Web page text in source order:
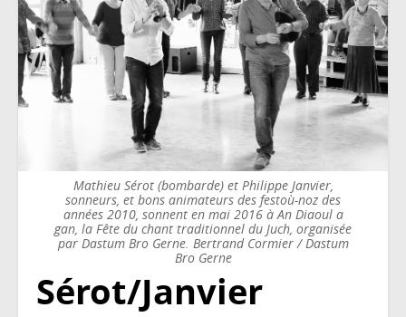
Mathieu Sérot (bombarde) et Philippe Janvier,
sonneurs, et bons animateurs des festoù-noz des
années 2010, sonnent en mai 2016 à An Diaoul a
gan, la Fête du chant traditionnel du Juch, organisée
par Dastum Bro Gerne. Bertrand Cormier / Dastum
Bro Gerne
Sérot/Janvier